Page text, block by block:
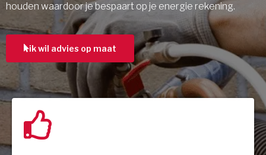
houden waardoor je bespaart op je energie rekening.
ik wil advies op maat